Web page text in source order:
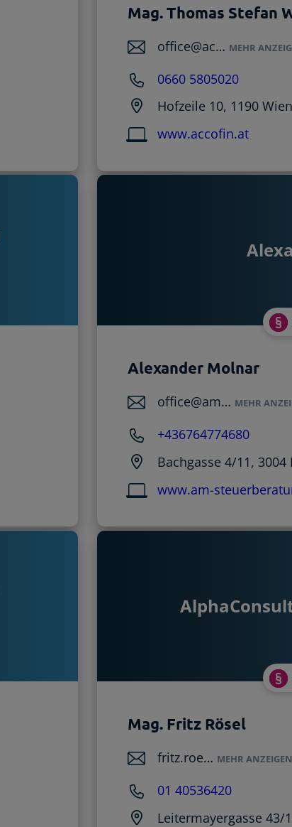
Mag. Thomas Stefan
office@ac… MEHR
0660 5805020
Hofzeile 10, 1190 Wien
www.accofin.at
Alexander Molnar
office@am… MEHR
+436764774680
Bachgasse 4/11,
www.am-
Mag. Fritz Rösel
fritz.roe… MEHR ANZEIGEN
01 40536420
Leitermayergasse 43/